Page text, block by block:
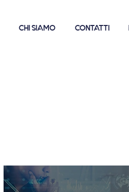
CHI SIAMO CONTATTI